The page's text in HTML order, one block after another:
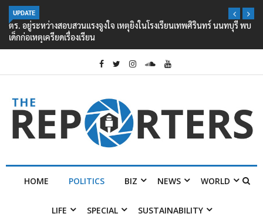
UPDATE
ตร. อยู่ระหว่างสอบสวนแรงจูงใจ เหตุยิงในโรงเรียนเทพศิรินทร์ นนทบุรี พบ
เด็กก่อเหตุเครียดเรื่องเรียน
HOME POLITICS BIZ NEWS WORLD
LIFE SPECIAL SUSTAINABILITY